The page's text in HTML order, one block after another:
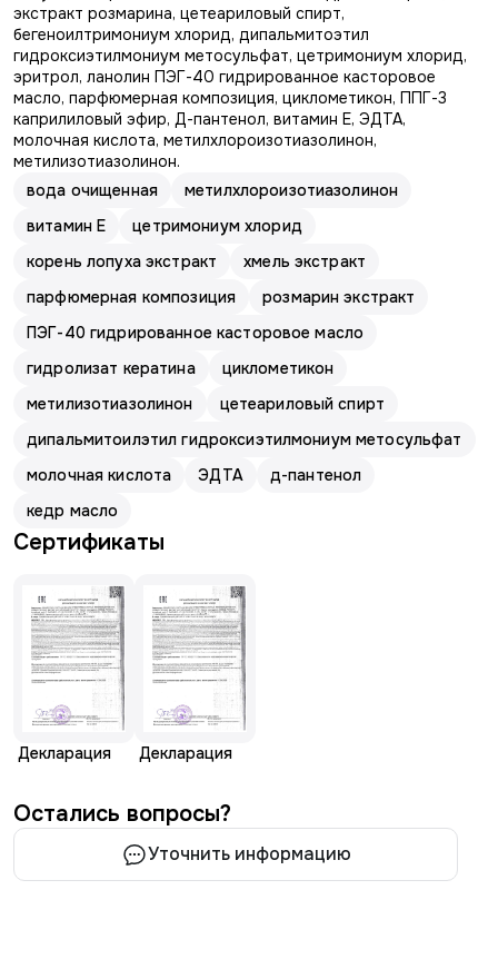
экстракт розмарина, цетеариловый спирт,
бегеноилтримониум хлорид, дипальмитоэтил
гидроксиэтилмониум метосульфат, цетримониум хлорид,
эритрол, ланолин ПЭГ-40 гидрированное касторовое
масло, парфюмерная композиция, циклометикон, ППГ-3
каприлиловый эфир, Д-пантенол, витамин Е, ЭДТА,
молочная кислота, метилхлороизотиазолинон,
метилизотиазолинон.
вода очищенная
метилхлороизотиазолинон
витамин E
цетримониум хлорид
корень лопуха экстракт
хмель экстракт
парфюмерная композиция
розмарин экстракт
ПЭГ-40 гидрированное касторовое масло
гидролизат кератина
циклометикон
метилизотиазолинон
цетеариловый спирт
дипальмитоилэтил гидроксиэтилмониум метосульфат
молочная кислота
ЭДТА
д-пантенол
кедр масло
Сертификаты
Декларация Декларация
Остались вопросы?
Уточнить информацию